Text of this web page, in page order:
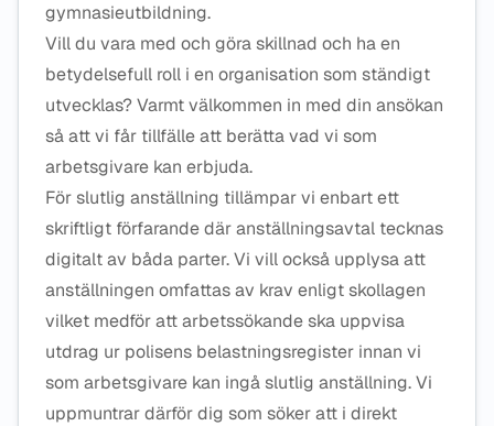
gymnasieutbildning.
Vill du vara med och göra skillnad och ha en
betydelsefull roll i en organisation som ständigt
utvecklas? Varmt välkommen in med din ansökan
så att vi får tillfälle att berätta vad vi som
arbetsgivare kan erbjuda.
För slutlig anställning tillämpar vi enbart ett
skriftligt förfarande där anställningsavtal tecknas
digitalt av båda parter. Vi vill också upplysa att
anställningen omfattas av krav enligt skollagen
vilket medför att arbetssökande ska uppvisa
utdrag ur polisens belastningsregister innan vi
som arbetsgivare kan ingå slutlig anställning. Vi
uppmuntrar därför dig som söker att i direkt